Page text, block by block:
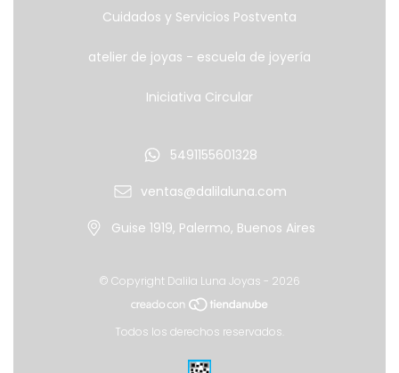
Cuidados y Servicios Postventa
atelier de joyas - escuela de joyería
Iniciativa Circular
5491155601328
ventas@dalilaluna.com
Guise 1919, Palermo, Buenos Aires
© Copyright Dalila Luna Joyas - 2026
Todos los derechos reservados.